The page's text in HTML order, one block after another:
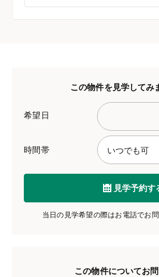
この物件を見学してみ
希望日
時間帯
見学予約す
当日の見学希望の際はお電話でお
この物件についてお